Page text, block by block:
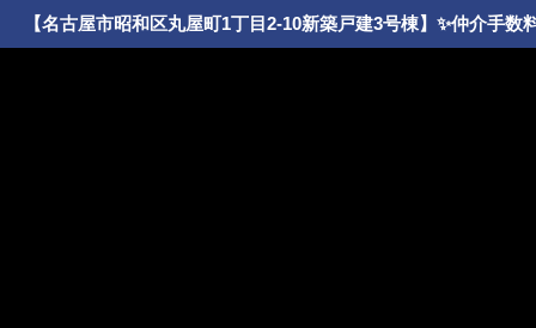
【名古屋市昭和区丸屋町1丁目2-10新築戸建3号棟】✨️仲介手数